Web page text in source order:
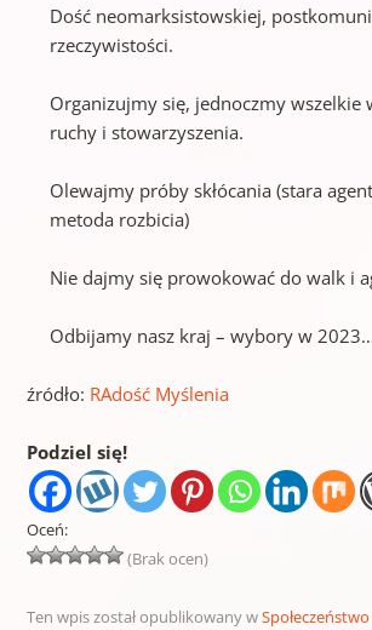
Dość neomarksistowskiej,
rzeczywistości.
Organizujmy się, jednoczmy wszelkie
ruchy i stowarzyszenia.
Olewajmy próby skłócania (stara
metoda rozbicia)
Nie dajmy się prowokować do walk i
Odbijamy nasz kraj – wybory w
źródło: RAdość Myślenia
Podziel się!
Oceń:
(Brak ocen)
Ten wpis został opublikowany w